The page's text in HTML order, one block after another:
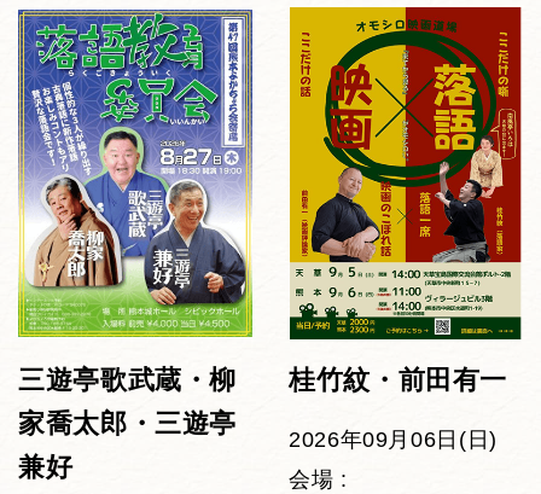
三遊亭歌武蔵・柳
家喬太郎・三遊亭
兼好
桂竹紋・前田有一
2026年09月06日(日)
会場 :